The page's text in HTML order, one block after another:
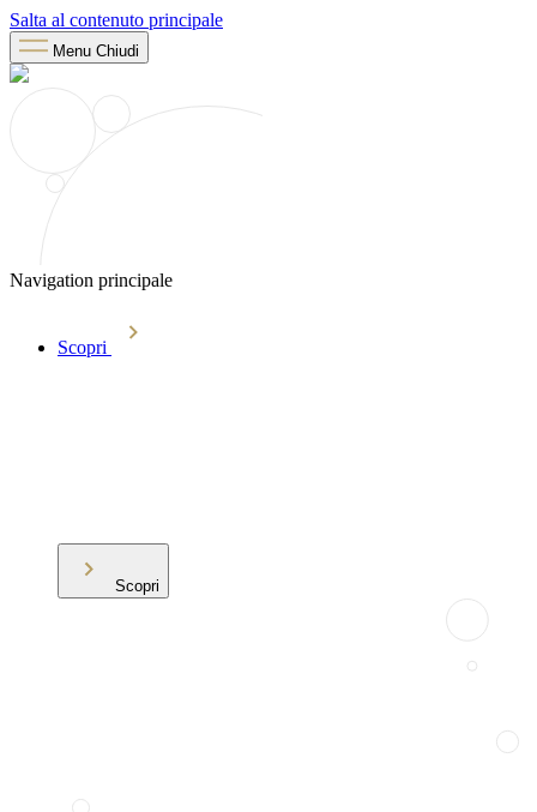
Salta al contenuto principale
Menu Chiudi
Navigation principale
Scopri
Scopri